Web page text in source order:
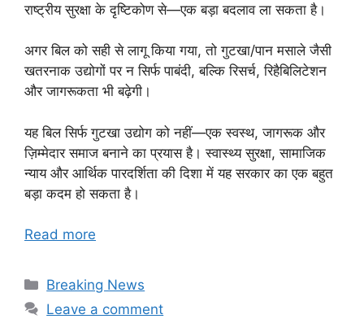
राष्ट्रीय सुरक्षा के दृष्टिकोण से—एक बड़ा बदलाव ला सकता है।
अगर बिल को सही से लागू किया गया, तो गुटखा/पान मसाले जैसी
खतरनाक उद्योगों पर न सिर्फ पाबंदी, बल्कि रिसर्च, रिहैबिलिटेशन
और जागरूकता भी बढ़ेगी।
यह बिल सिर्फ गुटखा उद्योग को नहीं—एक स्वस्थ, जागरूक और
ज़िम्मेदार समाज बनाने का प्रयास है। स्वास्थ्य सुरक्षा, सामाजिक
न्याय और आर्थिक पारदर्शिता की दिशा में यह सरकार का एक बहुत
बड़ा कदम हो सकता है।
Read more
Categories
Breaking News
Leave a comment